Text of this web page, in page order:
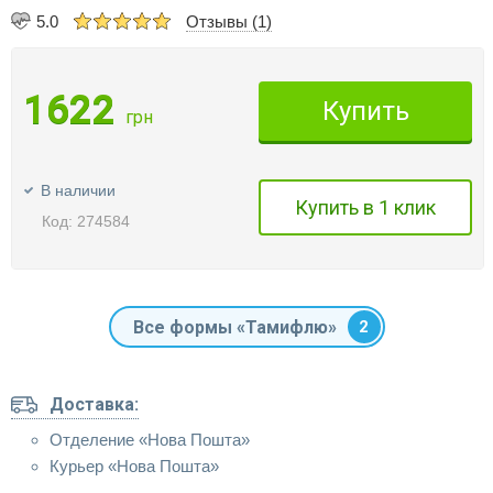
5.0 Отзывы (1)
1622 грн
В наличии
Код: 274584
Купить
Купить в 1 клик
Все формы «Тамифлю» 2
Доставка:
Отделение «Нова Пошта»
Курьер «Нова Пошта»